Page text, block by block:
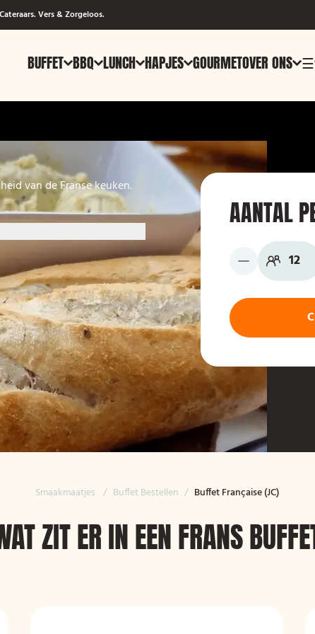
Vers & Zorgeloos.
BUFFET BBQ LUNCH HAPJES GOURMETOVER ONS ☰
van de Franse keuken.
AANTAL
Smaakmaatjes / Buffet Bestellen / Buffet Française (JC)
ZIT ER IN EEN FRANS